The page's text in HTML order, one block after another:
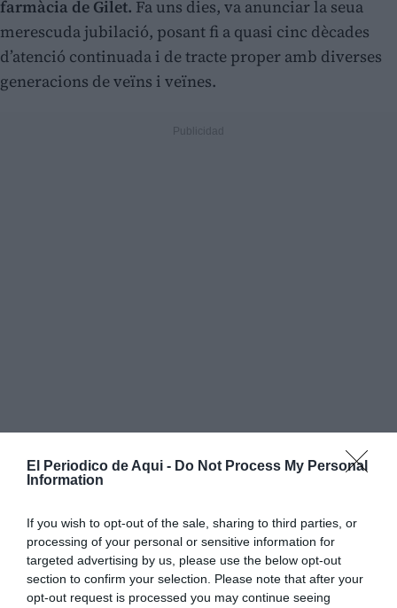
El Periodico de Aqui - Do Not Process My Personal
Information
If you wish to opt-out of the sale, sharing to third parties, or
processing of your personal or sensitive information for
targeted advertising by us, please use the below opt-out
section to confirm your selection. Please note that after your
opt-out request is processed you may continue seeing
farmàcia de Gilet. Fa uns dies, va anunciar la seua
merescuda jubilació, posant fi a quasi cinc dècades
d’atenció continuada i de tracte proper amb diverses
generacions de veïns i veïnes.